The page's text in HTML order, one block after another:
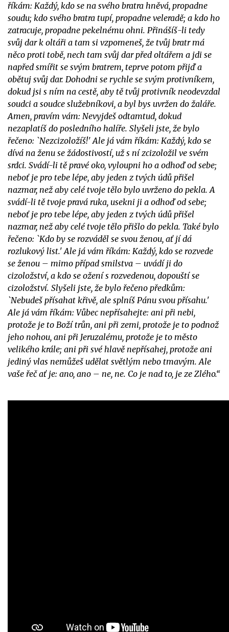
říkám: Každý, kdo se na svého bratra hněvá, propadne
soudu; kdo svého bratra tupí, propadne veleradě; a kdo ho
zatracuje, propadne pekelnému ohni. Přinášíš-li tedy
svůj dar k oltáři a tam si vzpomeneš, že tvůj bratr má
něco proti tobě, nech tam svůj dar před oltářem a jdi se
napřed smířit se svým bratrem, teprve potom přijď a
obětuj svůj dar. Dohodni se rychle se svým protivníkem,
dokud jsi s ním na cestě, aby tě tvůj protivník neodevzdal
soudci a soudce služebníkovi, a byl bys uvržen do žaláře.
Amen, pravím vám: Nevyjdeš odtamtud, dokud
nezaplatíš do posledního halíře. Slyšeli jste, že bylo
řečeno: `Nezcizoložíš!' Ale já vám říkám: Každý, kdo se
dívá na ženu se žádostivostí, už s ní zcizoložil ve svém
srdci. Svádí-li tě pravé oko, vyloupni ho a odhoď od sebe;
neboť je pro tebe lépe, aby jeden z tvých údů přišel
nazmar, než aby celé tvoje tělo bylo uvrženo do pekla. A
svádí-li tě tvoje pravá ruka, usekni ji a odhoď od sebe;
neboť je pro tebe lépe, aby jeden z tvých údů přišel
nazmar, než aby celé tvoje tělo přišlo do pekla. Také bylo
řečeno: `Kdo by se rozváděl se svou ženou, ať jí dá
rozlukový list.' Ale já vám říkám: Každý, kdo se rozvede
se ženou – mimo případ smilstva – uvádí ji do
cizoložství, a kdo se ožení s rozvedenou, dopouští se
cizoložství. Slyšeli jste, že bylo řečeno předkům:
`Nebudeš přísahat křivě, ale splníš Pánu svou přísahu.'
Ale já vám říkám: Vůbec nepřísahejte: ani při nebi,
protože je to Boží trůn, ani při zemi, protože je to podnož
jeho nohou, ani při Jeruzalému, protože je to město
velikého krále; ani při své hlavě nepřísahej, protože ani
jediný vlas nemůžeš udělat světlým nebo tmavým. Ale
vaše řeč ať je: ano, ano – ne, ne. Co je nad to, je ze Zlého.“